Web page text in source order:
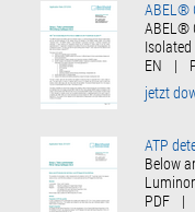
ABEL®
ABEL®
EN
|
jetzt
ATP
Below
PDF
|